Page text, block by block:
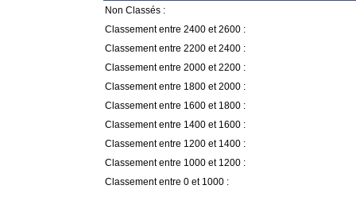
Non Classés :
Classement entre 2400 et 2600 :
Classement entre 2200 et 2400 :
Classement entre 2000 et 2200 :
Classement entre 1800 et 2000 :
Classement entre 1600 et 1800 :
Classement entre 1400 et 1600 :
Classement entre 1200 et 1400 :
Classement entre 1000 et 1200 :
Classement entre 0 et 1000 :